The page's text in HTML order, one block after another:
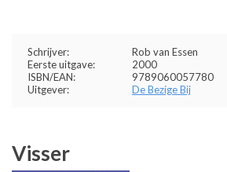
Schrijver:
Rob van Essen
Eerste uitgave:
2000
ISBN/EAN:
9789060057780
Uitgever:
De Bezige Bij
Visser